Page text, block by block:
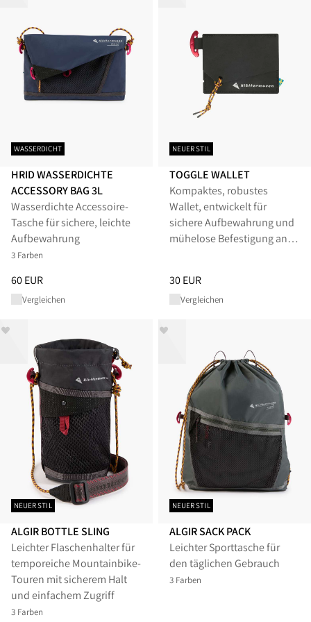
WASSERDICHT
HRID WASSERDICHTE
ACCESSORY BAG 3L
Wasserdichte Accessoire-
Tasche für sichere, leichte
Aufbewahrung
3 Farben
Preis:60 EUR, reduziert von 60 EUR
60 EUR
Vergleichen
NEUER STIL
TOGGLE WALLET
Kompaktes, robustes
Wallet, entwickelt für
sichere Aufbewahrung und
mühelose Befestigung an
Preis:30 EUR, reduziert von 30
30 EUR
Vergleichen
NEUER STIL
ALGIR BOTTLE SLING
Leichter Flaschenhalter für
temporeiche Mountainbike-
Touren mit sicherem Halt
und einfachem Zugriff
3 Farben
NEUER STIL
ALGIR SACK PACK
Leichter Sporttasche für
den täglichen Gebrauch
3 Farben